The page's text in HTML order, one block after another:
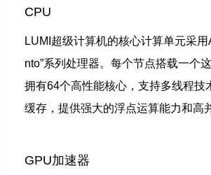
CPU
LUMI超级计算机的核心计算单元采用
nto”系列处理器。每个节点搭载一个
拥有64个高性能核心，支持多线程技
缓存，提供强大的浮点运算能力和高
GPU加速器